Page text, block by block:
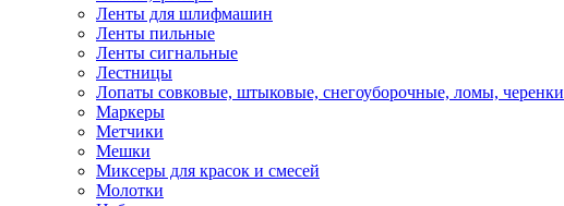
Ленты для шлифмашин
Ленты пильные
Ленты сигнальные
Лестницы
Лопаты совковые, штыковые, снегоуборочные, ломы, черенки
Маркеры
Метчики
Мешки
Миксеры для красок и смесей
Молотки